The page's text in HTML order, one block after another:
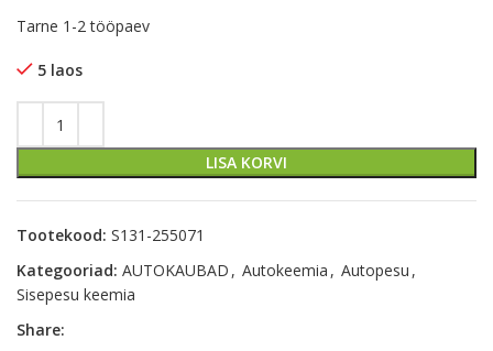
Tarne 1-2 tööpaev
5 laos
LISA KORVI
Tootekood: S131-255071
Kategooriad: AUTOKAUBAD , Autokeemia , Autopesu ,
Sisepesu keemia
Share: